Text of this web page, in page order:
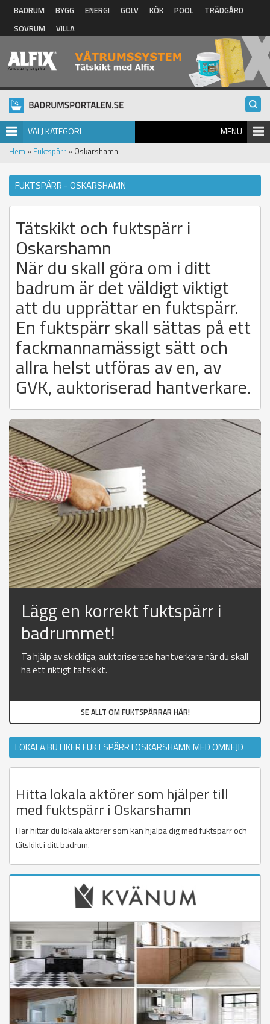
Hoppa till huvudinnehåll
BADRUM BYGG ENERGI GOLV KÖK POOL
TRÄDGÅRD
SOVRUM
VILLA
VÄLJ KATEGORI MENU
Hem » Fuktspärr » Oskarshamn
FUKTSPÄRR - OSKARSHAMN
Tätskikt och fuktspärr i
Oskarshamn
När du skall göra om i ditt
badrum är det väldigt viktigt
att du upprättar en fuktspärr.
En fuktspärr skall sättas på ett
fackmannamässigt sätt och
allra helst utföras av en, av
GVK, auktoriserad hantverkare.
Lägg en korrekt fuktspärr i
badrummet!
Ta hjälp av skickliga, auktoriserade hantverkare när du skall
ha ett riktigt tätskikt.
SE ALLT OM FUKTSPÄRRAR HÄR!
LOKALA BUTIKER FUKTSPÄRR I OSKARSHAMN MED OMNEJD
Hitta lokala aktörer som hjälper till
med fuktspärr i Oskarshamn
Här hittar du lokala aktörer som kan hjälpa dig med fuktspärr och
tätskikt i ditt badrum.